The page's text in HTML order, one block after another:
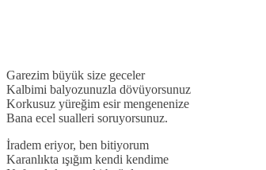
Garezim büyük size geceler
Kalbimi balyozunuzla dövüyorsunuz
Korkusuz yüreğim esir mengenenize
Bana ecel sualleri soruyorsunuz.
İradem eriyor, ben bitiyorum
Karanlıkta ışığım kendi kendime